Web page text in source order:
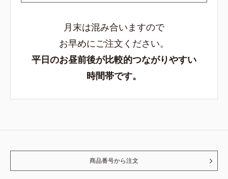
月末は混み合いますので
お早めにご注文ください。
平日のお昼前後が比較的つながりやすい
時間帯です。
商品番号から注文